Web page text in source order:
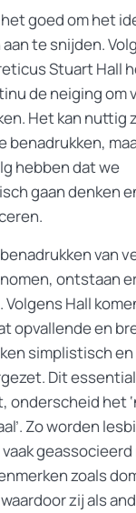
goed om het
te snijden.
Stuart Hall
de neiging om
Het kan nuttig
benadrukken,
hebben dat we
gaan denken
van
ontstaan
Hall
opvallende en
simplistisch
Dit
onderscheid het
Zo worden
zoals
zij als